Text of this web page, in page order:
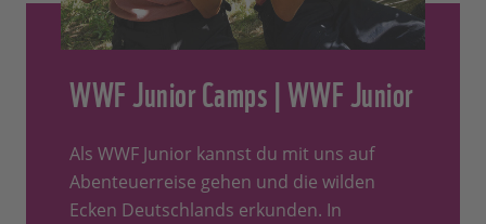
WWF Junior Camps | WWF Junior
Als WWF Junior kannst du mit uns auf
Abenteuerreise gehen und die wilden
Ecken Deutschlands erkunden. In